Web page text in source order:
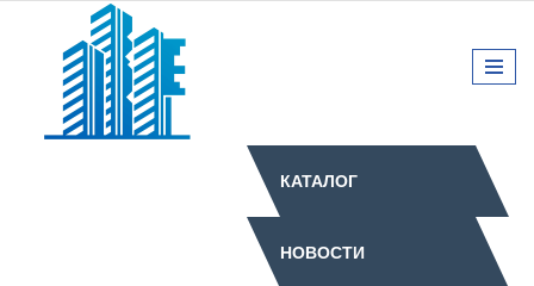
КАТАЛОГ
НОВОСТИ